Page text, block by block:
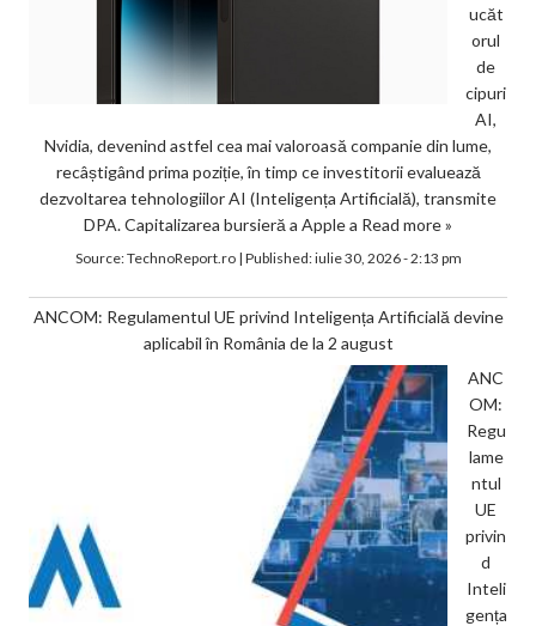
ucăt
orul
de
cipuri
AI,
Nvidia, devenind astfel cea mai valoroasă companie din lume,
recâștigând prima poziție, în timp ce investitorii evaluează
dezvoltarea tehnologiilor AI (Inteligența Artificială), transmite
DPA. Capitalizarea bursieră a Apple a Read more »
Source:TechnoReport.ro| Published:iulie 30, 2026 - 2:13 pm
ANCOM: Regulamentul UE privind Inteligența Artificială devine
aplicabil în România de la 2 august
ANC
OM:
Regu
lame
ntul
UE
privin
d
Inteli
gența